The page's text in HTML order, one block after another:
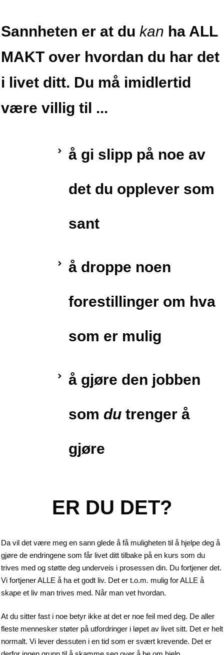
Sannheten er at du kan ha ALL
MAKT over hvordan du har det
i livet ditt. Du må imidlertid
være villig til ...
å gi slipp på noe av
det du opplever som
sant
å droppe noen
forestillinger om hva
som er mulig
å gjøre den jobben
som du trenger å
gjøre
ER DU DET?
Da vil det være meg en sann glede å få muligheten til å hjelpe deg å
gjøre de endringene som får livet ditt tilbake på en kurs som du
trives med og støtte deg underveis i prosessen din. Du fortjener det.
Vi fortjener ALLE å ha et godt liv. Det er t.o.m. mulig for ALLE å
skape et liv man trives med. Når man vet hvordan.
At du sitter fast i noe betyr ikke at det er noe feil med deg. De aller
fleste mennesker støter på utfordringer i løpet av livet sitt. Det er helt
normalt. Vi lever dessuten i en tid som er svært krevende. Det er